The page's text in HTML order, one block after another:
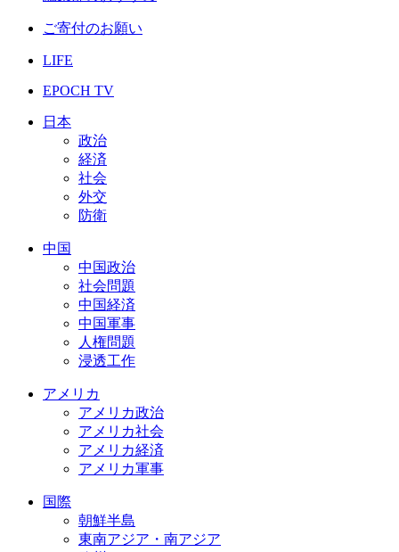
ご寄付のお願い
LIFE
EPOCH TV
日本
政治
経済
社会
外交
防衛
中国
中国政治
社会問題
中国経済
中国軍事
人権問題
浸透工作
アメリカ
アメリカ政治
アメリカ社会
アメリカ経済
アメリカ軍事
国際
朝鮮半島
東南アジア・南アジア